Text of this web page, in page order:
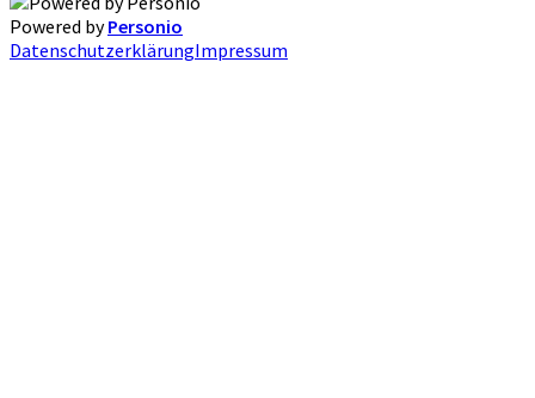
Powered byPersonio
DatenschutzerklärungImpressum